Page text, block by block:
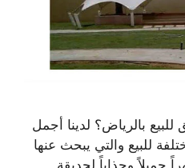
بالرياض؟ لدينا أجمل
للبيع والتي يبحث عنها